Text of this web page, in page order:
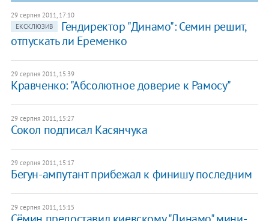
29 серпня 2011, 17:10
ЕКСКЛЮЗИВ
Гендиректор "Динамо": Семин решит,
отпускать ли Еременко
29 серпня 2011, 15:39
Кравченко: "Абсолютное доверие к Рамосу"
29 серпня 2011, 15:27
Сокол подписал Касянчука
29 серпня 2011, 15:17
Бегун-ампутант прибежал к финишу последним
29 серпня 2011, 15:15